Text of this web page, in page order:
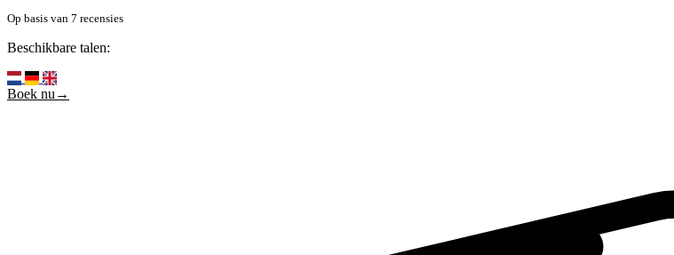
Op basis van 7 recensies
Beschikbare talen:
Boek nu→